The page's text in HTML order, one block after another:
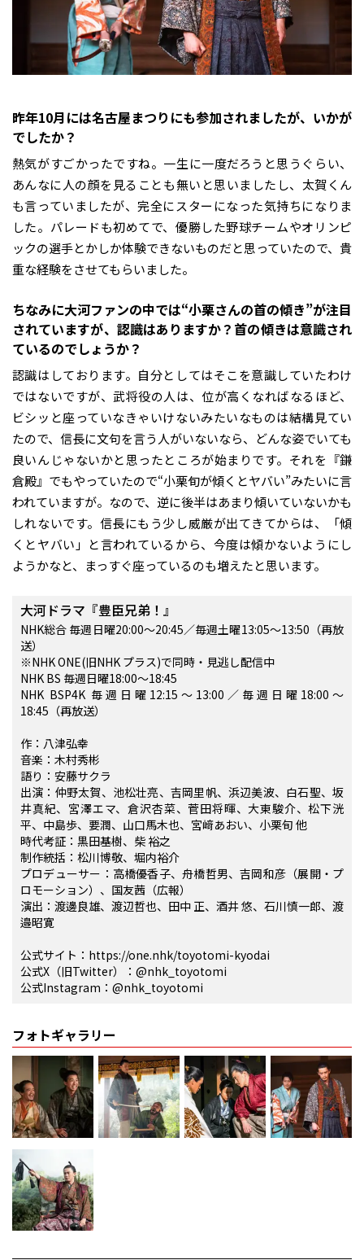
――昨年10月には名古屋まつりにも参加されましたが、いかが
でしたか？
熱気がすごかったですね。一生に一度だろうと思うぐらい、
あんなに人の顔を見ることも無いと思いましたし、太賀くん
も言っていましたが、完全にスターになった気持ちになりま
した。パレードも初めてで、優勝した野球チームやオリンピ
ックの選手とかしか体験できないものだと思っていたので、貴
重な経験をさせてもらいました。
――ちなみに大河ファンの中では“小栗さんの首の傾き”が注目
されていますが、認識はありますか？首の傾きは意識され
ているのでしょうか？
認識はしております。自分としてはそこを意識していたわけ
ではないですが、武将役の人は、位が高くなればなるほど、
ビシッと座っていなきゃいけないみたいなものは結構見てい
たので、信長に文句を言う人がいないなら、どんな姿でいても
良いんじゃないかと思ったところが始まりです。それを『鎌
倉殿』でもやっていたので“小栗旬が傾くとヤバい”みたいに言
われていますが。なので、逆に後半はあまり傾いていないかも
しれないです。信長にもう少し威厳が出てきてからは、「傾
くとヤバい」と言われているから、今度は傾かないようにし
ようかなと、まっすぐ座っているのも増えたと思います。
大河ドラマ『豊臣兄弟！』
NHK総合 毎週日曜20:00～20:45／毎週土曜13:05～13:50（再放
送）
※NHK ONE(旧NHK プラス)で同時・見逃し配信中
NHK BS 毎週日曜18:00～18:45
NHK BSP4K 毎週日曜12:15～13:00／毎週日曜18:00～
18:45（再放送）
作：八津弘幸
音楽：木村秀彬
語り：安藤サクラ
出演：仲野太賀、池松壮亮、吉岡里帆、浜辺美波、白石聖、坂
井真紀、宮澤エマ、倉沢杏菜、菅田将暉、大東駿介、松下洸
平、中島歩、要潤、山口馬木也、宮﨑あおい、小栗旬 他
時代考証：黒田基樹、柴 裕之
制作統括：松川博敬、堀内裕介
プロデューサー：高橋優香子、舟橋哲男、吉岡和彦（展開・プ
ロモーション）、国友茜（広報）
演出：渡邊良雄、渡辺哲也、田中 正、酒井 悠、石川慎一郎、渡
邉昭寛
公式サイト：https://one.nhk/toyotomi-kyodai
公式X（旧Twitter）：@nhk_toyotomi
公式Instagram：@nhk_toyotomi
フォトギャラリー